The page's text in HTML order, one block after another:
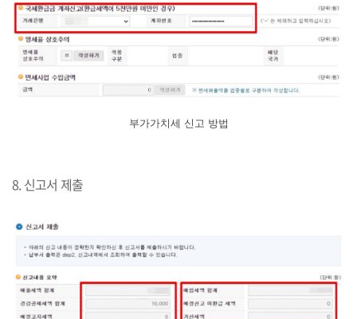
부가가치세 신고 방법
8. 신고서 제출